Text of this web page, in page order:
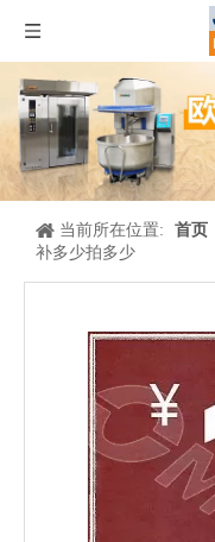
当前所在位置: 首页
补多少拍多少